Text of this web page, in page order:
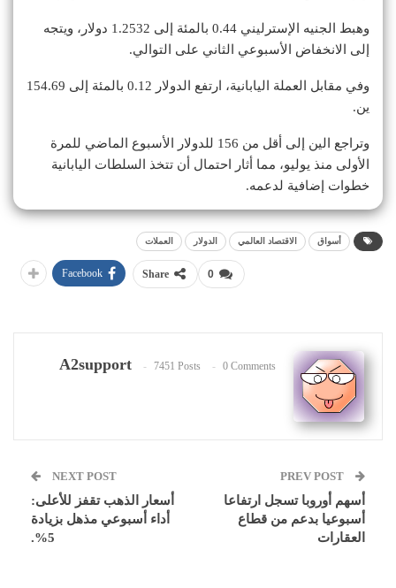
وهبط الجنيه الإسترليني 0.44 بالمئة إلى 1.2532 دولار، ويتجه
إلى الانخفاض الأسبوعي الثاني على التوالي.
وفي مقابل العملة اليابانية، ارتفع الدولار 0.12 بالمئة إلى 154.69
ين.
وتراجع الين إلى أقل من 156 للدولار الأسبوع الماضي للمرة
الأولى منذ يوليو، مما أثار احتمال أن تتخذ السلطات اليابانية
خطوات إضافية لدعمه.
أسواق الاقتصاد العالمي الدولار العملات
0
Share
Facebook
A2support 7451 Posts 0 Comments
أسهم أوروبا تسجل ارتفاعا
أسبوعيا بدعم من قطاع
العقارات
NEXT POST
أسعار الذهب تقفز للأعلى:
أداء أسبوعي مذهل بزيادة
5%.